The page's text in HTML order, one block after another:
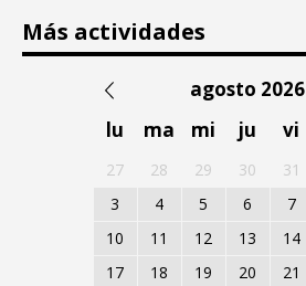
Más actividades
agosto 2026
lu
ma mi ju vi
27 28 29 30 31
3
4 5 6 7
10
11 12 13 14
17
18 19 20 21